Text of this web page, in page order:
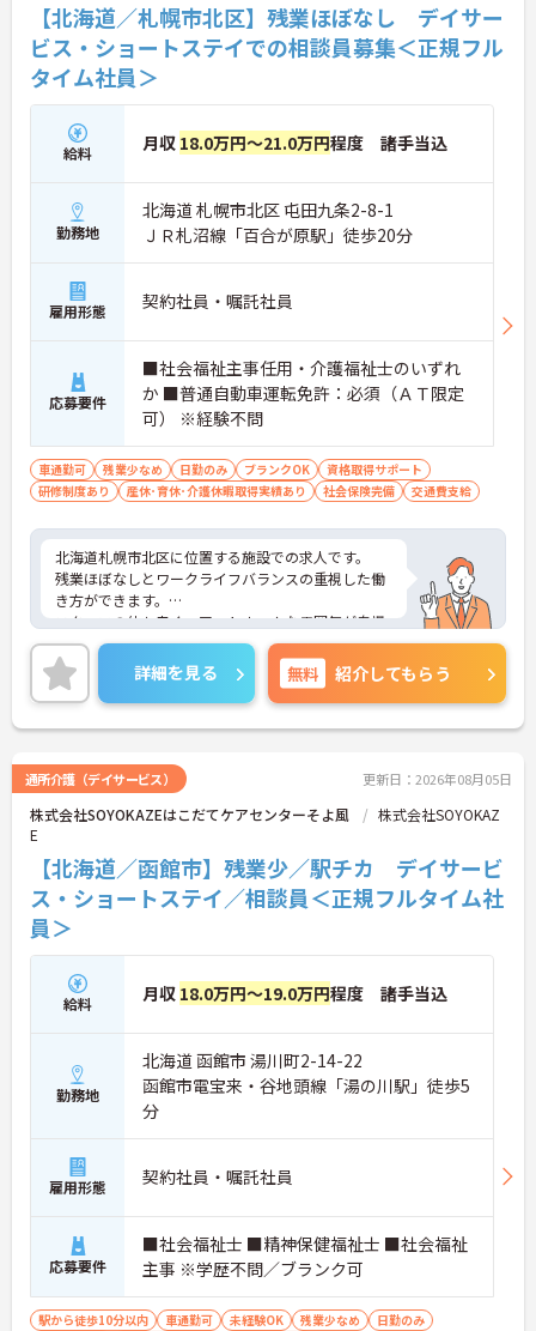
■ 残業ほぼなしで無理なく働ける！
日々の働きやすさを大切にしている環境です。
・シフト制で毎月の公休をしっかり確保
→ プライベートとのバランスも取りやすい職場です
■ 未経験から相談員デビューOK！
初めての方も安心してスタートできます。
・資格があれば未経験から挑戦可能
・OJT中心で先輩がしっかりフォロー
・研修や面談で継続的にスキルアップ
→ 一歩ずつ成長できる体制が整っています
幅広い役割で活躍できるポジションです。
・ケアプラン調整や契約対応に関われる
・現場サポートにも携われる環境
→ 多職種と関わりながら視野を広げられます
■ 頑張りが見える評価制度が魅力！
やりがいにつながる仕組みがあります。
・年2回の寸志あり◎
・賞与とは別に特別報酬制度あり
・チームワークや日々の貢献も評価対象
→ モチベーションを維持しやすい職場です
【北海道／札幌市北区】残業ほぼなし デイサー
ビス・ショートステイでの相談員募集＜正規フル
タイム社員＞
給料 月収 18.0万円～21.0万円程度 諸手当込
勤務地
北海道 札幌市北区 屯田九条2-8-1
ＪＲ札沼線「百合が原駅」徒歩20分
雇用形態 契約社員・嘱託社員
応募要件
■社会福祉主事任用・介護福祉士のいずれ
か ■普通自動車運転免許：必須（ＡＴ限定
可） ※経験不問
車通勤可 残業少なめ 日勤のみ ブランクOK
資格取得サポート
研修制度あり
産休･育休･介護休暇取得実績あり 社会保険完備 交通費支給
北海道札幌市北区に位置する施設での求人です。
残業ほぼなしとワークライフバランスの重視した働
き方ができます。
スタッフの仲も良く、アットホームな雰囲気が自慢
です。
ご興味ある方には、面接対策ポイントなど、詳細を
お話しいたしますのでお気軽にご相談ください。
詳細を見る 無料 紹介してもらう
通所介護（デイサービス） 更新日：2026年08月05日
株式会社SOYOKAZEはこだてケアセンターそよ風
株式会社SOYOKAZ
E
【北海道／函館市】残業少／駅チカ デイサービ
ス・ショートステイ／相談員＜正規フルタイム社
員＞
給料 月収 18.0万円～19.0万円程度 諸手当込
勤務地
北海道 函館市 湯川町2-14-22
函館市電宝来・谷地頭線「湯の川駅」徒歩5
分
雇用形態 契約社員・嘱託社員
応募要件
■社会福祉士 ■精神保健福祉士 ■社会福祉
主事 ※学歴不問／ブランク可
駅から徒歩10分以内 車通勤可 未経験OK 残業少なめ
日勤のみ